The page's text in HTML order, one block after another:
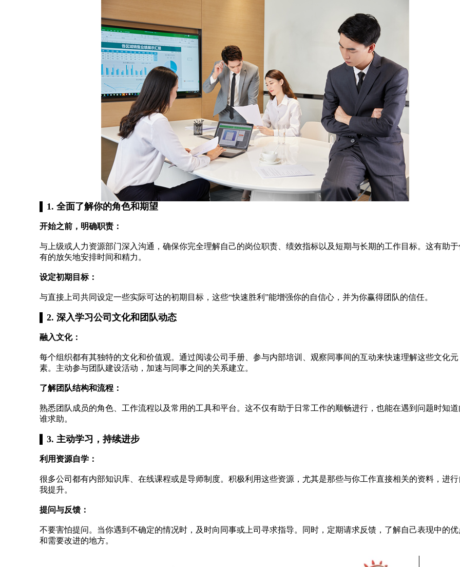
1. 全面了解你的角色和期望
开始之前，明确职责：
与上级或人力资源部门深入沟通，确保你完全理解自己的岗位职责、绩效指标以及短期与长期的工作目标。这有助于
有的放矢地安排时间和精力。
设定初期目标：
与直接上司共同设定一些实际可达的初期目标，这些“快速胜利”能增强你的自信心，并为你赢得团队的信任。
2. 深入学习公司文化和团队动态
融入文化：
每个组织都有其独特的文化和价值观。通过阅读公司手册、参与内部培训、观察同事间的互动来快速理解这些文化元
素。主动参与团队建设活动，加速与同事之间的关系建立。
了解团队结构和流程：
熟悉团队成员的角色、工作流程以及常用的工具和平台。这不仅有助于日常工作的顺畅进行，也能在遇到问题时知道
谁求助。
3. 主动学习，持续进步
利用资源自学：
很多公司都有内部知识库、在线课程或是导师制度。积极利用这些资源，尤其是那些与你工作直接相关的资料，进行
我提升。
提问与反馈：
不要害怕提问。当你遇到不确定的情况时，及时向同事或上司寻求指导。同时，定期请求反馈，了解自己表现中的优
和需要改进的地方。